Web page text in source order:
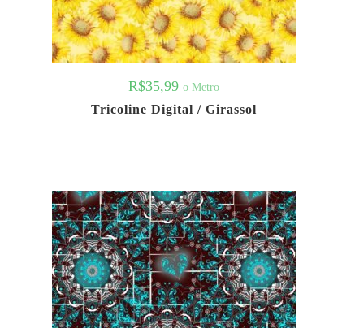
R$35,99 o Metro
Tricoline Digital / Girassol